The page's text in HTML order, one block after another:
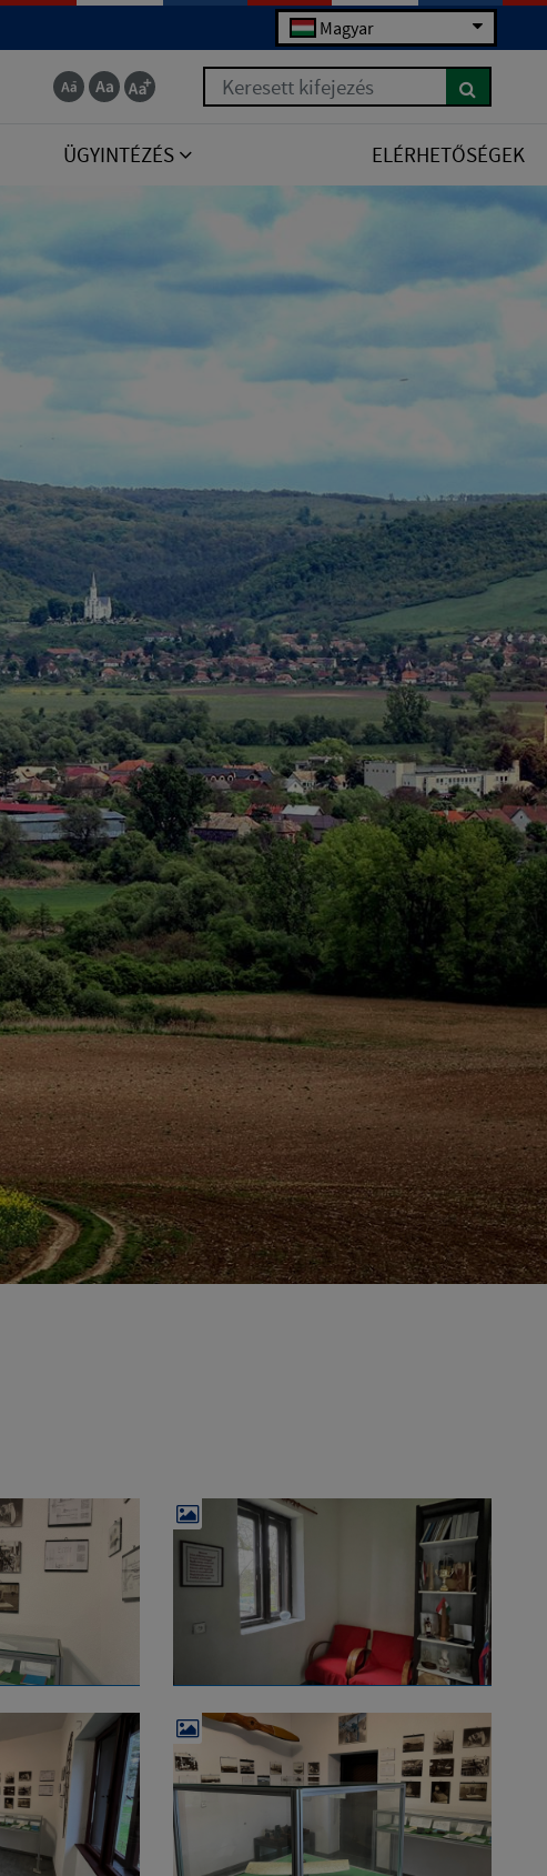
Magyar
Keresett kifejezés
ÜGYINTÉZÉS ELÉRHETŐSÉGEK